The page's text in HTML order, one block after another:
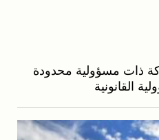
ذات مسؤولية محدودة
القانونية